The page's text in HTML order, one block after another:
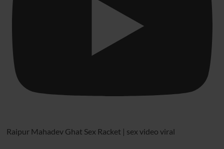
Raipur Mahadev Ghat Sex Racket | sex video viral